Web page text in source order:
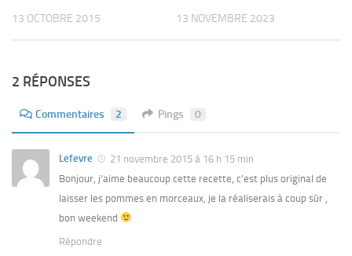
13 OCTOBRE 2015 13 NOVEMBRE 2023
2 RÉPONSES
Commentaires 2 Pings 0
Lefevre
21 novembre 2015 à 16 h 15 min
Bonjour, j’aime beaucoup cette recette, c’est plus original de
laisser les pommes en morceaux, je la réaliserais à coup sûr ,
bon weekend
Répondre